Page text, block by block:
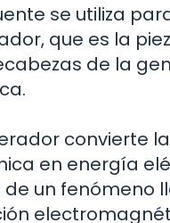
se utiliza
que es la
de la
convierte
en energía
de un fenómeno